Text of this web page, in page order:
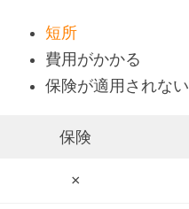
短所
費用がかかる
保険が適用されない
保険
×